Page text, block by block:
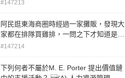
#147213
阿民逛東海商圈時經過一家攤販，發現大
家都在排隊買雞排，一問之下才知道是某
電視節目曾經介紹過，於是也跟著排隊買
 (A) 區別效果 (B) 類化
效果(C) 經驗式學習 (D) 觀念式學習
#147214
下列何者不屬於M. E. Porter 提出價值鏈